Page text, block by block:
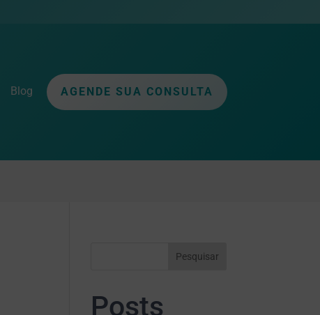
Blog AGENDE SUA CONSULTA
Pesquisar
Posts